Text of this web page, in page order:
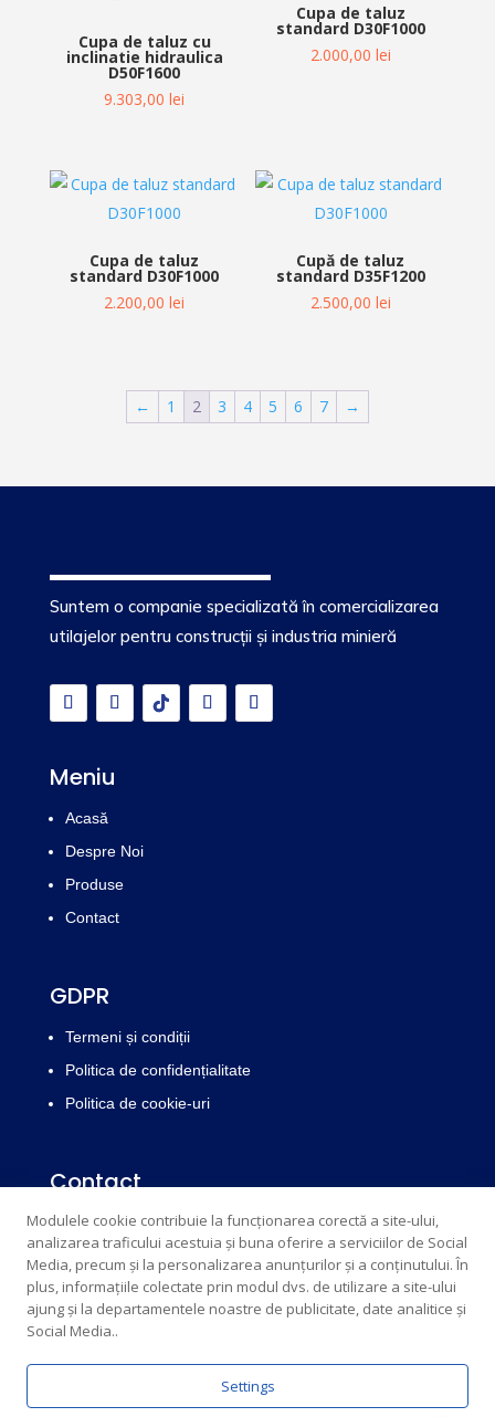
Cupa de taluz cu
inclinatie hidraulica
D50F1600
9.303,00lei
Cupa de taluz
standard D30F1000
2.000,00 lei
Cupa de taluz
standard D30F1000
2.200,00lei
Cupă de taluz
standard D35F1200
2.500,00 lei
← 1 2 3 4 5 6 7 →
Suntem o companie specializată în comercializarea
utilajelor pentru construcții și industria minieră
Meniu
Acasă
Despre Noi
Produse
Contact
GDPR
Termeni și condiții
Politica de confidențialitate
Politica de cookie-uri
Contact
Email : edrichsrl@yahoo.cominfo@edrich.ro
Telefon: 077303831,0773854017
Telefon fix: 0259313033
© Edrich 2026 | Powered byCreative Marketing
Modulele cookie contribuie la funcționarea corectă a site-ului,
analizarea traficului acestuia și buna oferire a serviciilor de Social
Media, precum și la personalizarea anunțurilor și a conținutului. În
plus, informațiile colectate prin modul dvs. de utilizare a site-ului
ajung și la departamentele noastre de publicitate, date analitice și
Social Media..
Settings